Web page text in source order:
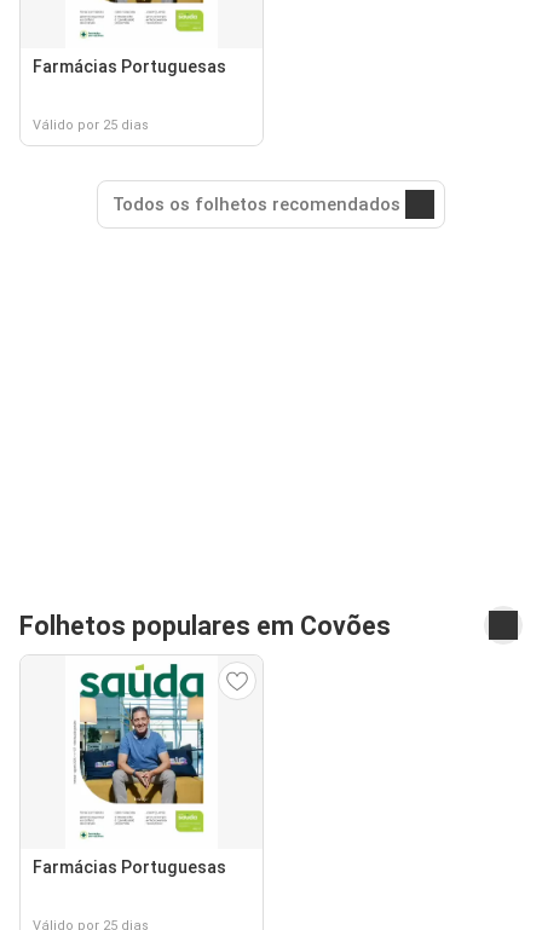
Farmácias Portuguesas
Válido por 25 dias
Todos os folhetos recomendados
Folhetos populares em Covões
Farmácias Portuguesas
Válido por 25 dias